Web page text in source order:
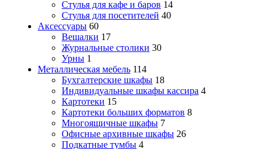
Стулья для кафе и баров 14
Стулья для посетителей 40
Аксессуары 60
Вешалки 17
Журнальные столики 30
Урны 1
Металлическая мебель 114
Бухгалтерские шкафы 18
Индивидуальные шкафы кассира 4
Картотеки 15
Картотеки больших форматов 8
Многоящичные шкафы 7
Офисные архивные шкафы 26
Подкатные тумбы 4